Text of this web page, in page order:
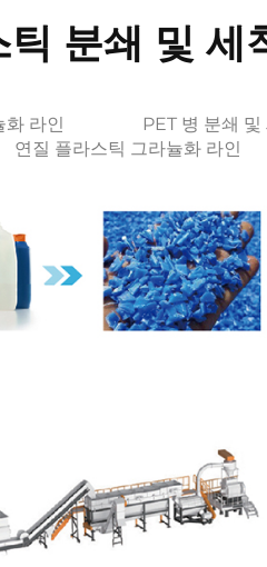
분쇄 및 세
화 라인 PET 병 분쇄 및
연질 플라스틱 그라뉼화 라인